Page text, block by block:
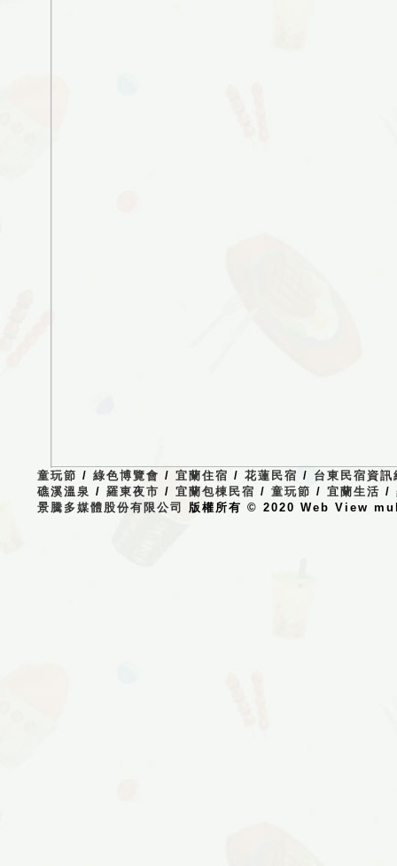
童玩節 /綠色博覽會 /宜蘭住宿 /花蓮民宿 / 台東民宿資訊
礁溪溫泉 /羅東夜市/宜蘭包棟民宿/童玩節 /宜蘭生活 /
景騰多媒體股份有限公司
版權所有 © 2020 Web View